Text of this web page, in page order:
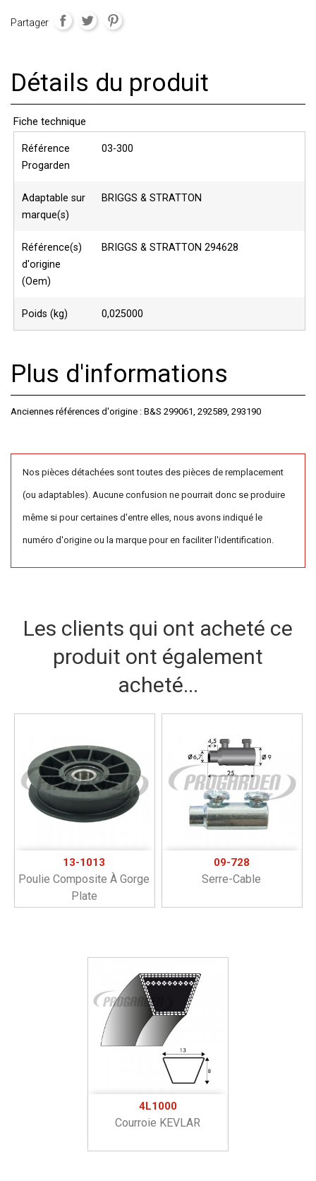
Partager
Détails du produit
Fiche technique
Référence
Progarden
03-300
Adaptable sur
marque(s)
BRIGGS & STRATTON
Référence(s)
d'origine
(Oem)
BRIGGS & STRATTON 294628
Poids (kg) 0,025000
Plus d'informations
Anciennes références d'origine : B&S 299061, 292589, 293190
Nos pièces détachées sont toutes des pièces de remplacement
(ou adaptables). Aucune confusion ne pourrait donc se produire
même si pour certaines d'entre elles, nous avons indiqué le
numéro d'origine ou la marque pour en faciliter l'identification.
Les clients qui ont acheté ce
produit ont également
acheté...
13-1013
Poulie Composite À Gorge
Plate
09-728
Serre-Cable
4L1000
Courroie KEVLAR